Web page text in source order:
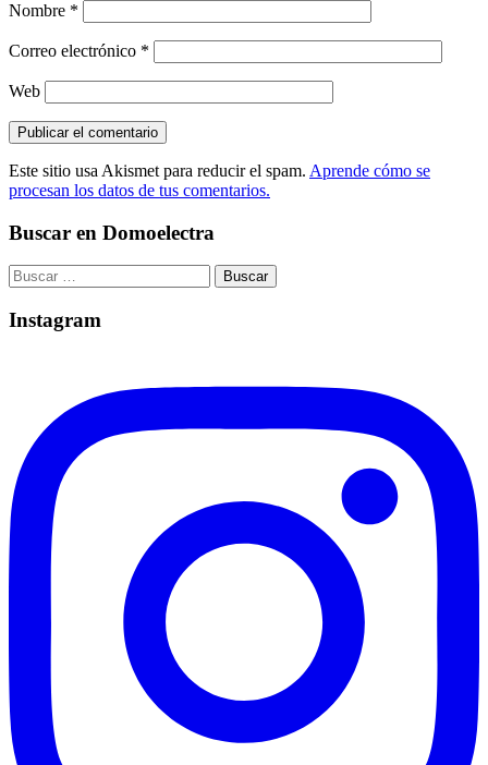
Nombre *
Correo electrónico *
Web
Este sitio usa Akismet para reducir el spam. Aprende cómo se
procesan los datos de tus comentarios.
Buscar en Domoelectra
Buscar:
Instagram